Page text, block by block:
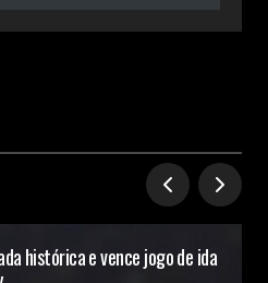
histórica e vence jogo de ida